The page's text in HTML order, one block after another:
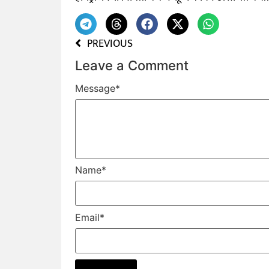
PREVIOUS
Leave a Comment
Message*
Name*
Email*